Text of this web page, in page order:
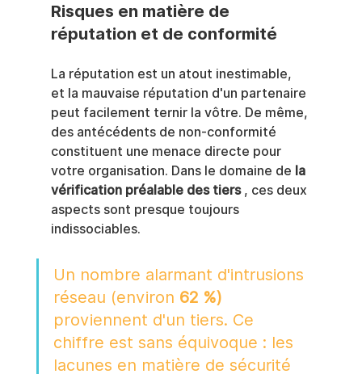
Risques en matière de
réputation et de conformité
La réputation est un atout inestimable,
et la mauvaise réputation d'un partenaire
peut facilement ternir la vôtre. De même,
des antécédents de non-conformité
constituent une menace directe pour
votre organisation. Dans le domaine de la
vérification préalable des tiers , ces deux
aspects sont presque toujours
indissociables.
Un nombre alarmant d'intrusions
réseau (environ 62 %)
proviennent d'un tiers. Ce
chiffre est sans équivoque : les
lacunes en matière de sécurité